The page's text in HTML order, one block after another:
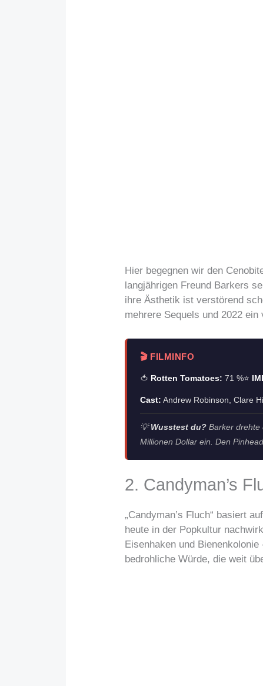
Hier begegnen wir den
langjährigen Freund Barkers
ihre Ästhetik ist verstörend
mehrere Sequels und 2022
🎬 FILMINFO
🍅 Rotten Tomatoes: 71 %⭐
Cast: Andrew Robinson, Clare
💡Wusstest du? Barker drehte
Millionen Dollar ein. Den
2. Candyman’s
„Candyman’s Fluch“ basiert
heute in der Popkultur
Eisenhaken und
bedrohliche Würde, die weit